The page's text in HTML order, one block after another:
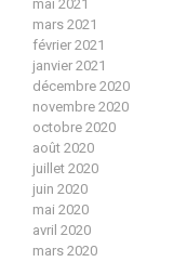
mai 2021
mars 2021
février 2021
janvier 2021
décembre 2020
novembre 2020
octobre 2020
août 2020
juillet 2020
juin 2020
mai 2020
avril 2020
mars 2020